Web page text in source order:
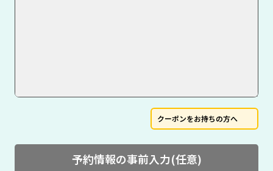
クーポンをお持ちの方へ
予約情報の事前入力(任意)